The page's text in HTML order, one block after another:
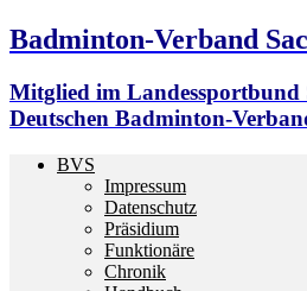
Badminton-Verband
Mitglied im Landessportbund
Deutschen Badminton-
BVS
Impressum
Datenschutz
Präsidium
Funktionäre
Chronik